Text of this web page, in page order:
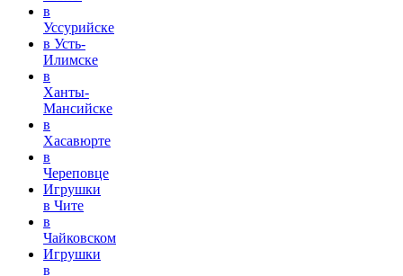
в
Уссурийске
в Усть-
Илимске
в
Ханты-
Мансийске
в
Хасавюрте
в
Череповце
Игрушки
в Чите
в
Чайковском
Игрушки
в